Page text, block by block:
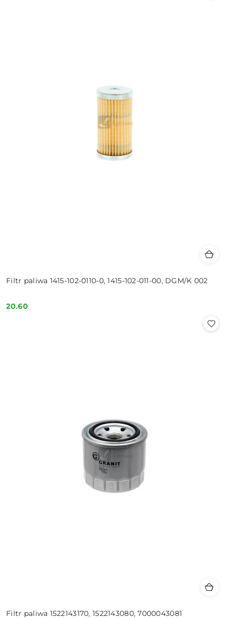
Filtr paliwa 1415-102-0110-0, 1415-102-011-00, DGM/K 002
Cena:
20.60
Filtr paliwa 1522143170, 1522143080, 7000043081